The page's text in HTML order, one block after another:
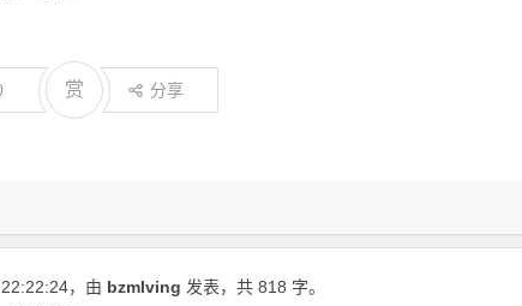
赏 分享
22:22:24，由 bzmlving 发表，共 818 字。